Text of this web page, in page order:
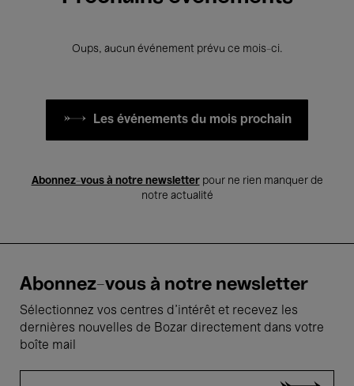
Oups, aucun événement prévu ce mois-ci.
Les événements du mois prochain
Abonnez-vous à notre newsletterpour ne rien manquer de
notre actualité
Abonnez-vous à notre newsletter
Sélectionnez vos centres d'intérêt et recevez les
dernières nouvelles de Bozar directement dans votre
boîte mail